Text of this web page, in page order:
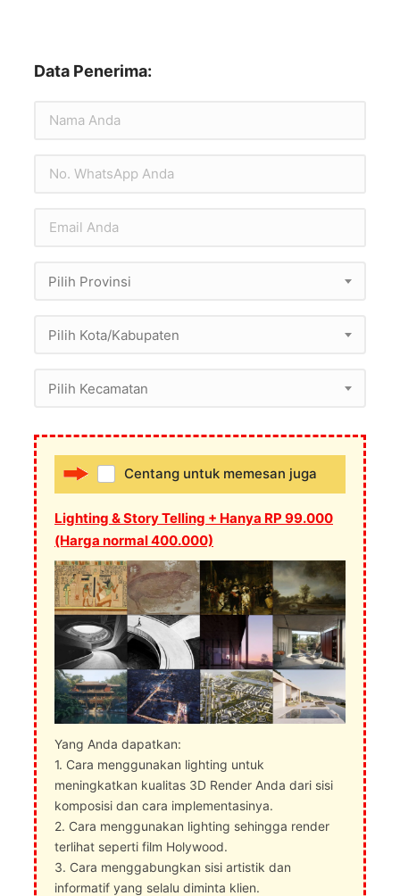
Data Penerima:
Pilih Provinsi
Pilih Kota/Kabupaten
Pilih Kecamatan
Centang untuk memesan juga
Lighting & Story Telling + Hanya RP 99.000
(Harga normal 400.000)
Yang Anda dapatkan:
1. Cara menggunakan lighting untuk
meningkatkan kualitas 3D Render Anda dari sisi
komposisi dan cara implementasinya.
2. Cara menggunakan lighting sehingga render
terlihat seperti film Holywood.
3. Cara menggabungkan sisi artistik dan
informatif yang selalu diminta klien.